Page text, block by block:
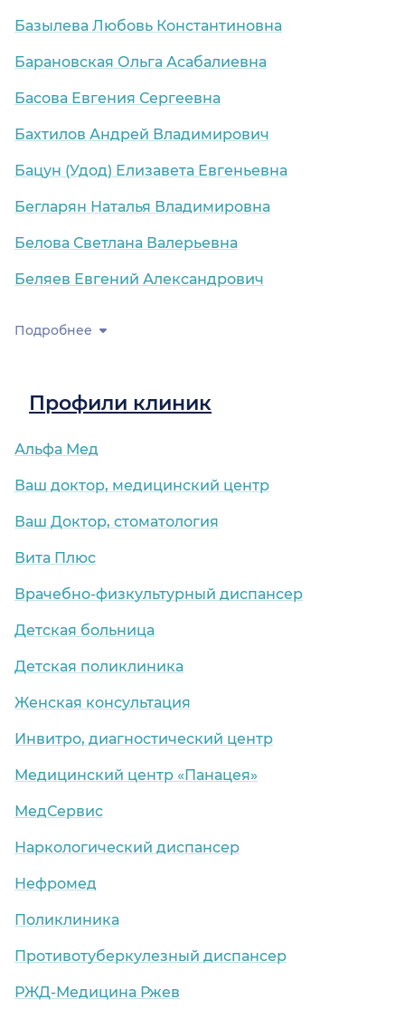
Базылева Любовь Константиновна
Барановская Ольга Асабалиевна
Басова Евгения Сергеевна
Бахтилов Андрей Владимирович
Бацун (Удод) Елизавета Евгеньевна
Бегларян Наталья Владимировна
Белова Светлана Валерьевна
Беляев Евгений Александрович
Подробнее
Профили клиник
Альфа Мед
Ваш доктор, медицинский центр
Ваш Доктор, стоматология
Вита Плюс
Врачебно-физкультурный диспансер
Детская больница
Детская поликлиника
Женская консультация
Инвитро, диагностический центр
Медицинский центр «Панацея»
МедСервис
Наркологический диспансер
Нефромед
Поликлиника
Противотуберкулезный диспансер
РЖД-Медицина Ржев